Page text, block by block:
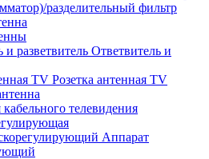
разделительный фильтр
Ответвитель и
Розетка антенная TV
телевидения
Аппарат